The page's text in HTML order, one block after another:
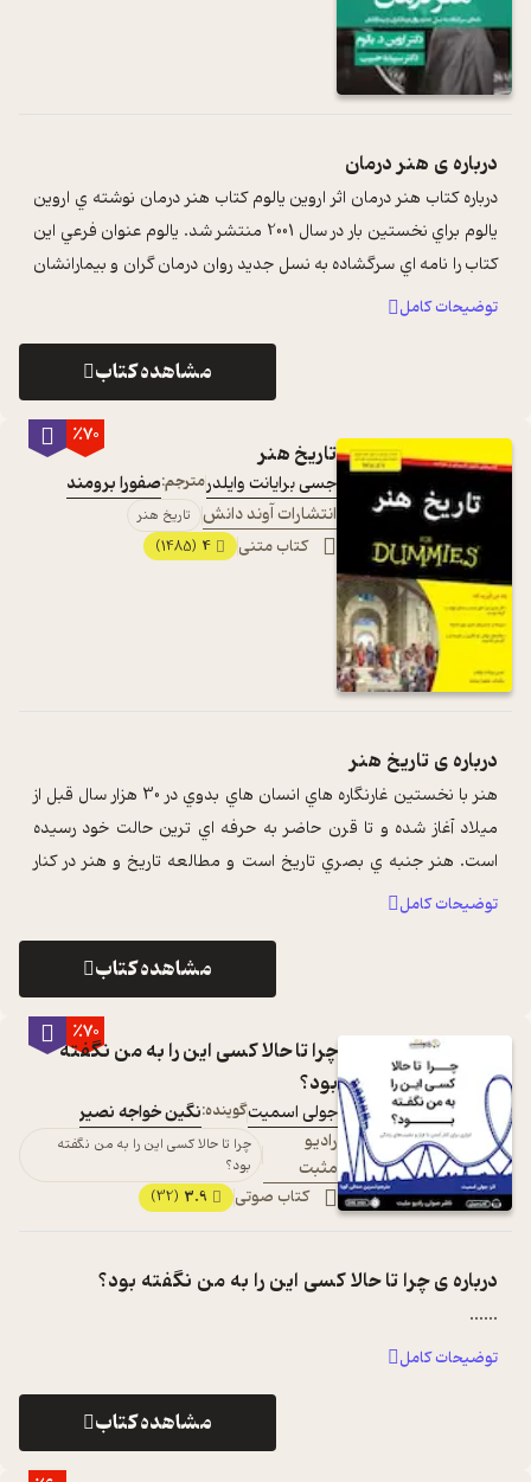
درباره ی هنر درمان
درباره کتاب هنر درمان اثر اروين يالوم کتاب هنر درمان نوشته ي اروين
يالوم براي نخستين بار در سال 2001 منتشر شد. يالوم عنوان فرعي اين
کتاب را نامه اي سرگشاده به نسل جديد روان درمان گران و بيمارانشان
...
...
توضیحات کامل
مشاهده کتاب
٪70
تاریخ هنر
جسی برایانت وایلدرمترجم:صفورا برومند
انتشارات آوند دانش
تاریخ هنر
کتاب متنی 4
(1485)
درباره یتاریخ هنر
هنر با نخستين غارنگاره هاي انسان هاي بدوي در 30 هزار سال قبل از
ميلاد آغاز شده و تا قرن حاضر به حرفه اي ترين حالت خود رسيده
است. هنر جنبه ي بصري تاريخ است و مطالعه تاريخ و هنر در کنار
يکديگر، به اين ...
توضیحات کامل
مشاهده کتاب
٪70
چرا تا حالا کسی این را به من نگفته
بود؟
جولی اسمیتگوینده:نگین خواجه نصیر
رادیو
مثبت
چرا تا حالا کسی این را به من نگفته
بود؟
کتاب صوتی 3.9
(32)
درباره یچرا تا حالا کسی این را به من نگفته بود؟
...
...
توضیحات کامل
مشاهده کتاب